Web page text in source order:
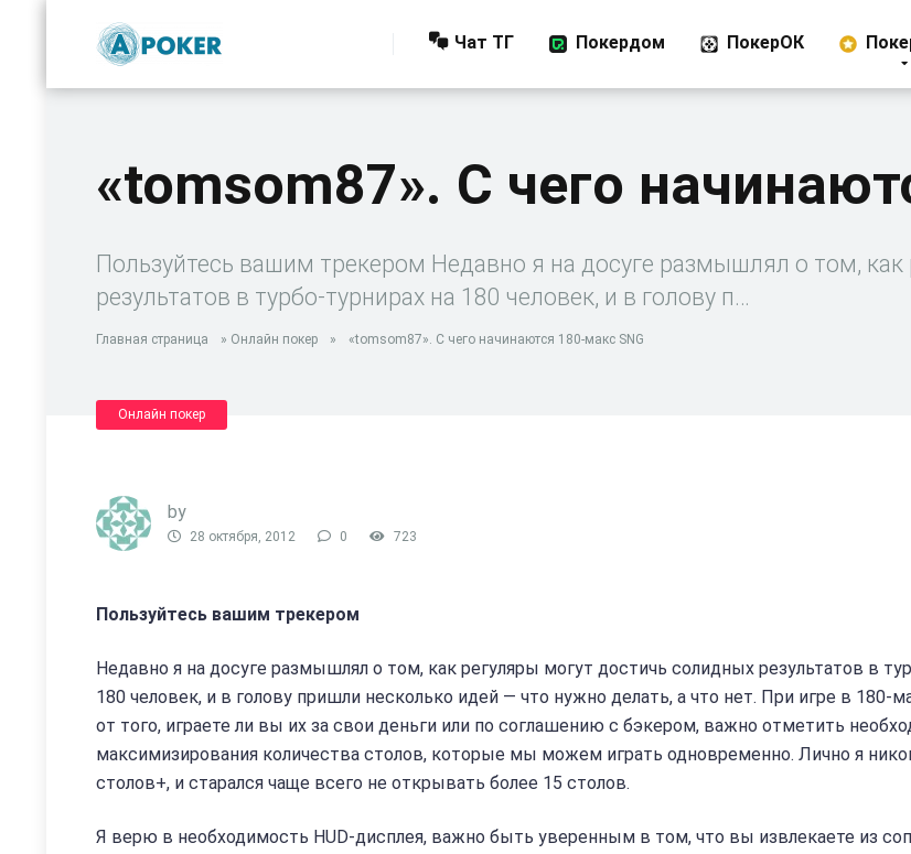
Чат ТГ Покердом ПокерОК
«tomsom87». С чего
Пользуйтесь вашим трекером Недавно я на досуге размышлял о том,
результатов в турбо-турнирах на 180 человек, и в голову п…
Главная страница » Онлайн покер » «tomsom87». С чего начинаются 180-макс SNG
Онлайн покер
by
28 октября, 2012 0 723
Пользуйтесь вашим трекером
Недавно я на досуге размышлял о том, как регуляры могут достичь солидных результатов в
180 человек, и в голову пришли несколько идей — что нужно делать, а что нет. При игре в 180-
от того, играете ли вы их за свои деньги или по соглашению с бэкером, важно отметить
максимизирования количества столов, которые мы можем играть одновременно. Лично я
столов+, и старался чаще всего не открывать более 15 столов.
Я верю в необходимость HUD-дисплея, важно быть уверенным в том, что вы извлекаете из